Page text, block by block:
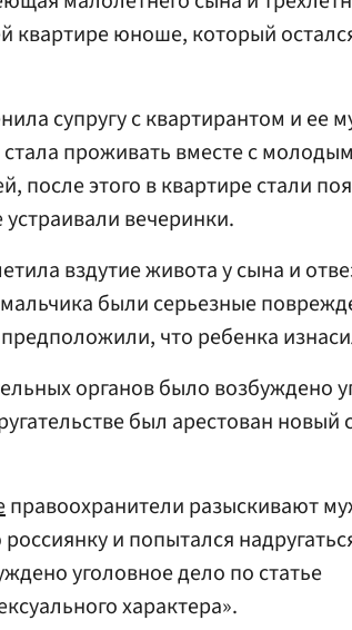
квартире юноше, который
супругу с квартирантом и ее
проживать вместе с молодым
после этого в квартире стали
вечеринки.
вздутие живота у сына и
были серьезные
что ребенка
органов было возбуждено
был арестован новый
правоохранители разыскивают
и попытался
уголовное дело по статье
характера».